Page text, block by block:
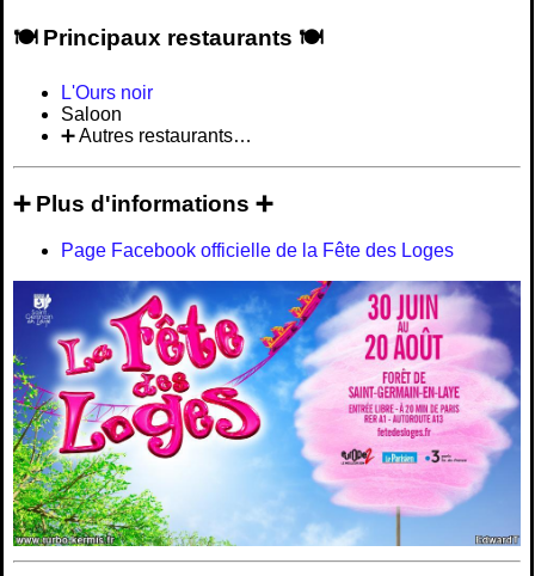
🍽️ Principaux restaurants 🍽️
L'Ours noir
Saloon
➕ Autres restaurants…
➕ Plus d'informations ➕
Page Facebook officielle de la Fête des Loges